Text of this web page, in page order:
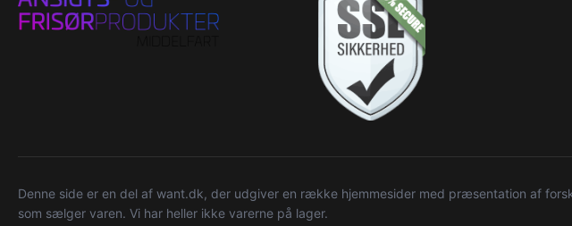
Denne side er en del af want.dk, der udgiver en række hjemmesider med præsentation af
som sælger varen. Vi har heller ikke varerne på lager.